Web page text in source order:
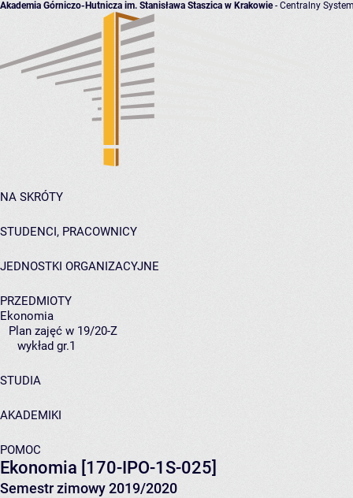
Akademia Górniczo-Hutnicza im. Stanisława Staszica w Krakowie- Centralny
NA SKRÓTY
STUDENCI, PRACOWNICY
JEDNOSTKI ORGANIZACYJNE
PRZEDMIOTY
Ekonomia
Plan zajęć w 19/20-Z
wykład gr.1
STUDIA
AKADEMIKI
POMOC
Ekonomia [170-IPO-1S-025]
Semestr zimowy 2019/2020